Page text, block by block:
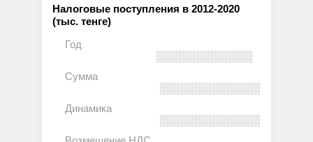
Налоговые поступления в 2012-2020
(тыс. тенге)